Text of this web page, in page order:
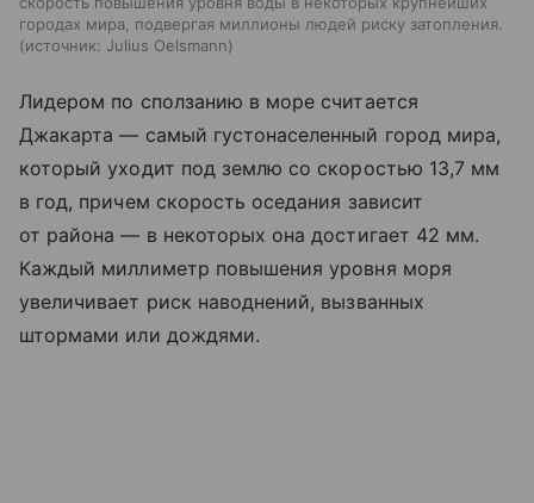
городах мира, подвергая миллионы людей риску затопления.
источник: Julius Oelsmann
Лидером по сползанию в море считается
Джакарта — самый густонаселенный город мира,
который уходит под землю со скоростью 13,7 мм
в год, причем скорость оседания зависит
от района — в некоторых она достигает 42 мм.
Каждый миллиметр повышения уровня моря
увеличивает риск наводнений, вызванных
штормами или дождями.